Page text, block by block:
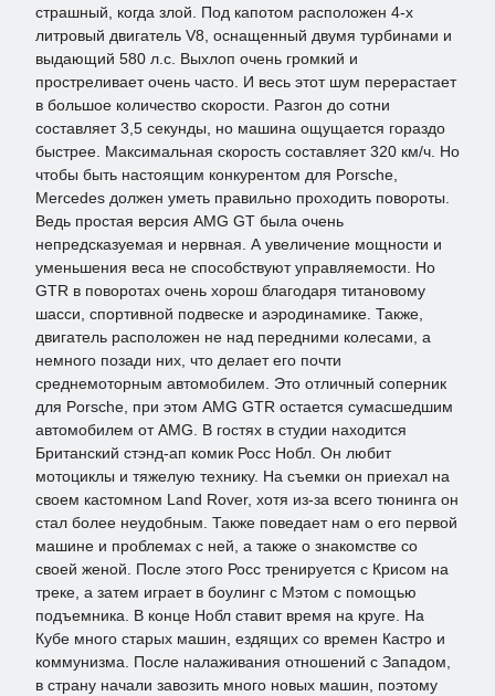
страшный, когда злой. Под капотом расположен 4-х
литровый двигатель V8, оснащенный двумя турбинами и
выдающий 580 л.с. Выхлоп очень громкий и
простреливает очень часто. И весь этот шум перерастает
в большое количество скорости. Разгон до сотни
составляет 3,5 секунды, но машина ощущается гораздо
быстрее. Максимальная скорость составляет 320 км/ч. Но
чтобы быть настоящим конкурентом для Porsche,
Mercedes должен уметь правильно проходить повороты.
Ведь простая версия AMG GT была очень
непредсказуемая и нервная. А увеличение мощности и
уменьшения веса не способствуют управляемости. Но
GTR в поворотах очень хорош благодаря титановому
шасси, спортивной подвеске и аэродинамике. Также,
двигатель расположен не над передними колесами, а
немного позади них, что делает его почти
среднемоторным автомобилем. Это отличный соперник
для Porsche, при этом AMG GTR остается сумасшедшим
автомобилем от AMG. В гостях в студии находится
Британский стэнд-ап комик Росс Нобл. Он любит
мотоциклы и тяжелую технику. На съемки он приехал на
своем кастомном Land Rover, хотя из-за всего тюнинга он
стал более неудобным. Также поведает нам о его первой
машине и проблемах с ней, а также о знакомстве со
своей женой. После этого Росс тренируется с Крисом на
треке, а затем играет в боулинг с Мэтом с помощью
подъемника. В конце Нобл ставит время на круге. На
Кубе много старых машин, ездящих со времен Кастро и
коммунизма. После налаживания отношений с Западом,
в страну начали завозить много новых машин, поэтому